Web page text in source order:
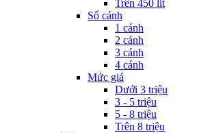
Trên 450 lít
Số cánh
1 cánh
2 cánh
3 cánh
4 cánh
Mức giá
Dưới 3 triệu
3 - 5 triệu
5 - 8 triệu
Trên 8 triệu